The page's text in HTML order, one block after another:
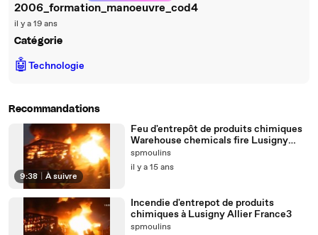
2006_formation_manoeuvre_cod4
il y a 19 ans
Catégorie
🤖Technologie
Recommandations
9:38 À suivre
Feu d'entrepôt de produits chimiques
Warehouse chemicals fire Lusigny
France sapeur pompier de Allier
Lusigny
spmoulins
il y a 15 ans
Incendie d'entrepot de produits
chimiques à Lusigny Allier France3
spmoulins